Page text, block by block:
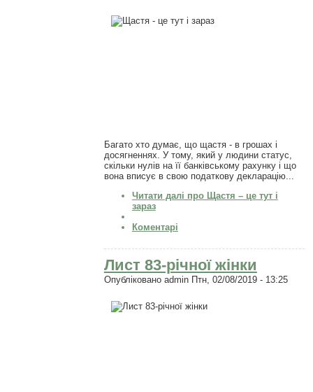
Багато хто думає, що щастя - в грошах і
досягненнях. У тому, який у людини статус,
скільки нулів на її банківському рахунку і що
вона вписує в свою податкову декларацію...
Читати далі про Щастя – це тут і
зараз
Коментарі
Лист 83-річної жінки
Опубліковано adminПтн, 02/08/2019 - 13:25